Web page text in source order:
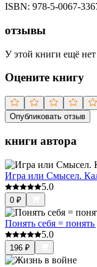
ISBN: 978-5-0067-
отзывы
У этой книги ещё
Оцените книгу
Опубликовать отзыв
книги автора
Игра или Смысел.
5.0
0 ₽
Понять себя =
5.0
196 ₽